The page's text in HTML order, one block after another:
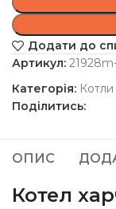
Додати до
Артикул: 21928m-
Категорія: Котли
Поділитись:
ОПИС
Котел